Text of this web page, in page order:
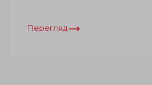
Перегляд